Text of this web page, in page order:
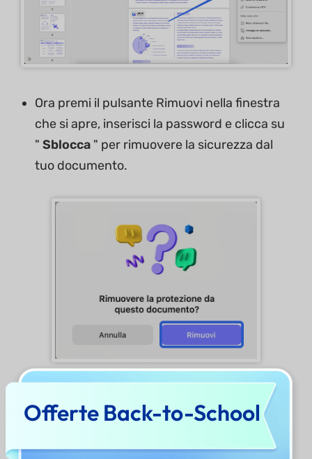
Ora premi il pulsante Rimuovi nella finestra
che si apre, inserisci la password e clicca su
" Sblocca " per rimuovere la sicurezza dal
tuo documento.
, poiché le
Offerte Back-to-School